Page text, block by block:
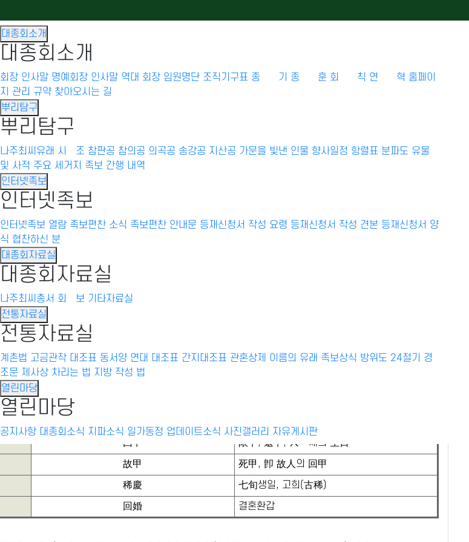
대종회소개
대종회소개
회장 인사말 명예회장 인사말 역대 회장 임원명단 조직기구표 종 기 종 훈 회 칙 연 혁 홈페이
지 관리 규약 찾아오시는 길
뿌리탐구
뿌리탐구
나주최씨유래 시 조 참판공 참의공 의곡공 송강공 지산공 가문을 빛낸 인물 향사일정 항렬표 분파도 유물
및 사적 주요 세거지
족보 간행 내역
인터넷족보
인터넷족보
인터넷족보 열람 족보편찬 소식 족보편찬 안내문 등재신청서 작성 요령 등재신청서 작성 견본 등재신청서 양
식 협찬하신 분
대종회자료실
대종회자료실
나주최씨총서 회 보 기타자료실
전통자료실
전통자료실
계촌법 고금관작 대조표 동서양 연대 대조표 간지대조표 관혼상제 이름의 유래 족보상식 방위도 24절기
경
조문 제사상 차리는 법 지방 작성 법
열린마당
열린마당
공지사항 대종회소식 지파소식 일가동정 업데이트소식 사진갤러리 자유게시판
경조문
生辰
父母, 兄, 또는 어른의 生日
誕辰
回甲
限甲, 還甲, 六一세의 生日
故甲
死甲, 卽 故人의 回甲
稀慶
七旬생일, 고희(古稀)
回婚 결혼환갑